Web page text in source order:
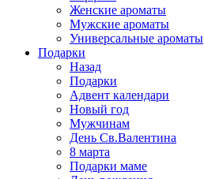
Женские ароматы
Мужские ароматы
Универсальные ароматы
Подарки
Назад
Подарки
Адвент календари
Новый год
Мужчинам
День Св.Валентина
8 марта
Подарки маме